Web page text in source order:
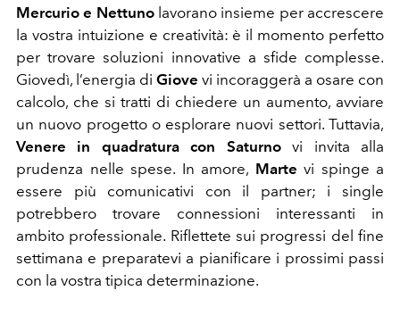
Mercurio e Nettunolavorano insieme per accrescere
la vostra intuizione e creatività: è il momento perfetto
per trovare soluzioni innovative a sfide complesse.
Giovedì, l’energia di Giove vi incoraggerà a osare con
calcolo, che si tratti di chiedere un aumento, avviare
un nuovo progetto o esplorare nuovi settori. Tuttavia,
Venere in quadratura con Saturnovi invita alla
prudenza nelle spese. In amore, Marte vi spinge a
essere più comunicativi con il partner; i single
potrebbero trovare connessioni interessanti in
ambito professionale. Riflettete sui progressi del fine
settimana e preparatevi a pianificare i prossimi passi
con la vostra tipica determinazione.